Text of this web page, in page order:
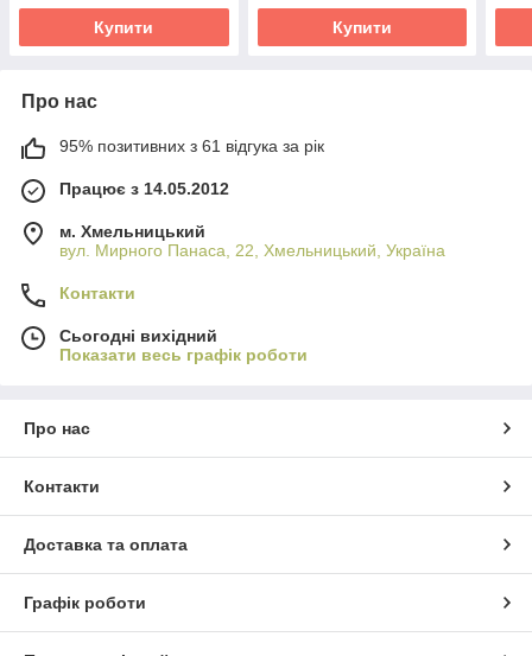
Купити Купити
Про нас
95% позитивних з 61 відгука за рік
Працює з 14.05.2012
м. Хмельницький
вул. Мирного Панаса, 22, Хмельницький, Україна
Контакти
Сьогодні вихідний
Показати весь графік роботи
Про нас
Контакти
Доставка та оплата
Графік роботи